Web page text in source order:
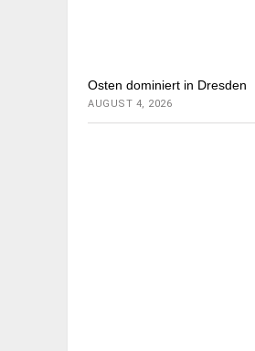
Osten dominiert in Dresden
AUGUST 4, 2026